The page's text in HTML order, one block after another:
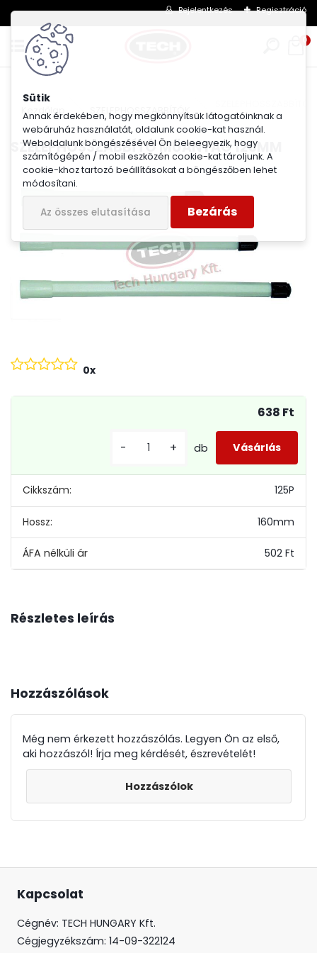
Annak érdekében, hogy megkönnyítsük látogatóinknak a
webáruház használatát, oldalunk cookie-kat használ.
Weboldalunk böngészésével Ön beleegyezik, hogy
számítógépén / mobil eszközén cookie-kat tároljunk. A
cookie-khoz tartozó beállításokat a böngészőben lehet
módosítani.
Az összes elutasítása Bezárás
Bejelentkezés Regisztráció
0
Kezdőlap SZELEPHOSSZABBÍTÓK
SZELEPHOSSZABBÍTÓ MŰANYAG 125MM
0x
Cikkszám: 125P
Hossz: 160mm
502 Ft
638 Ft
- + db
Részletes leírás
Hozzászólások
Még nem érkezett hozzászólás. Legyen Ön az első,
aki hozzászól! Írja meg kérdését, észrevételét!
Hozzászólok
Kapcsolat
Cégnév: TECH HUNGARY Kft.
Cégjegyzékszám: 14-09-322124